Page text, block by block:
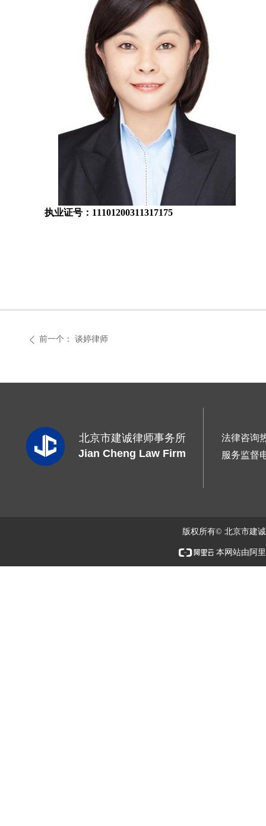
执业证号：11101200311317175
ꄴ 前一个： 谈婷律师
Jian Cheng Law Firm
北京市建诚律师事务所
法律咨询
服务监督
版权所有© 北京市建
本网站由阿